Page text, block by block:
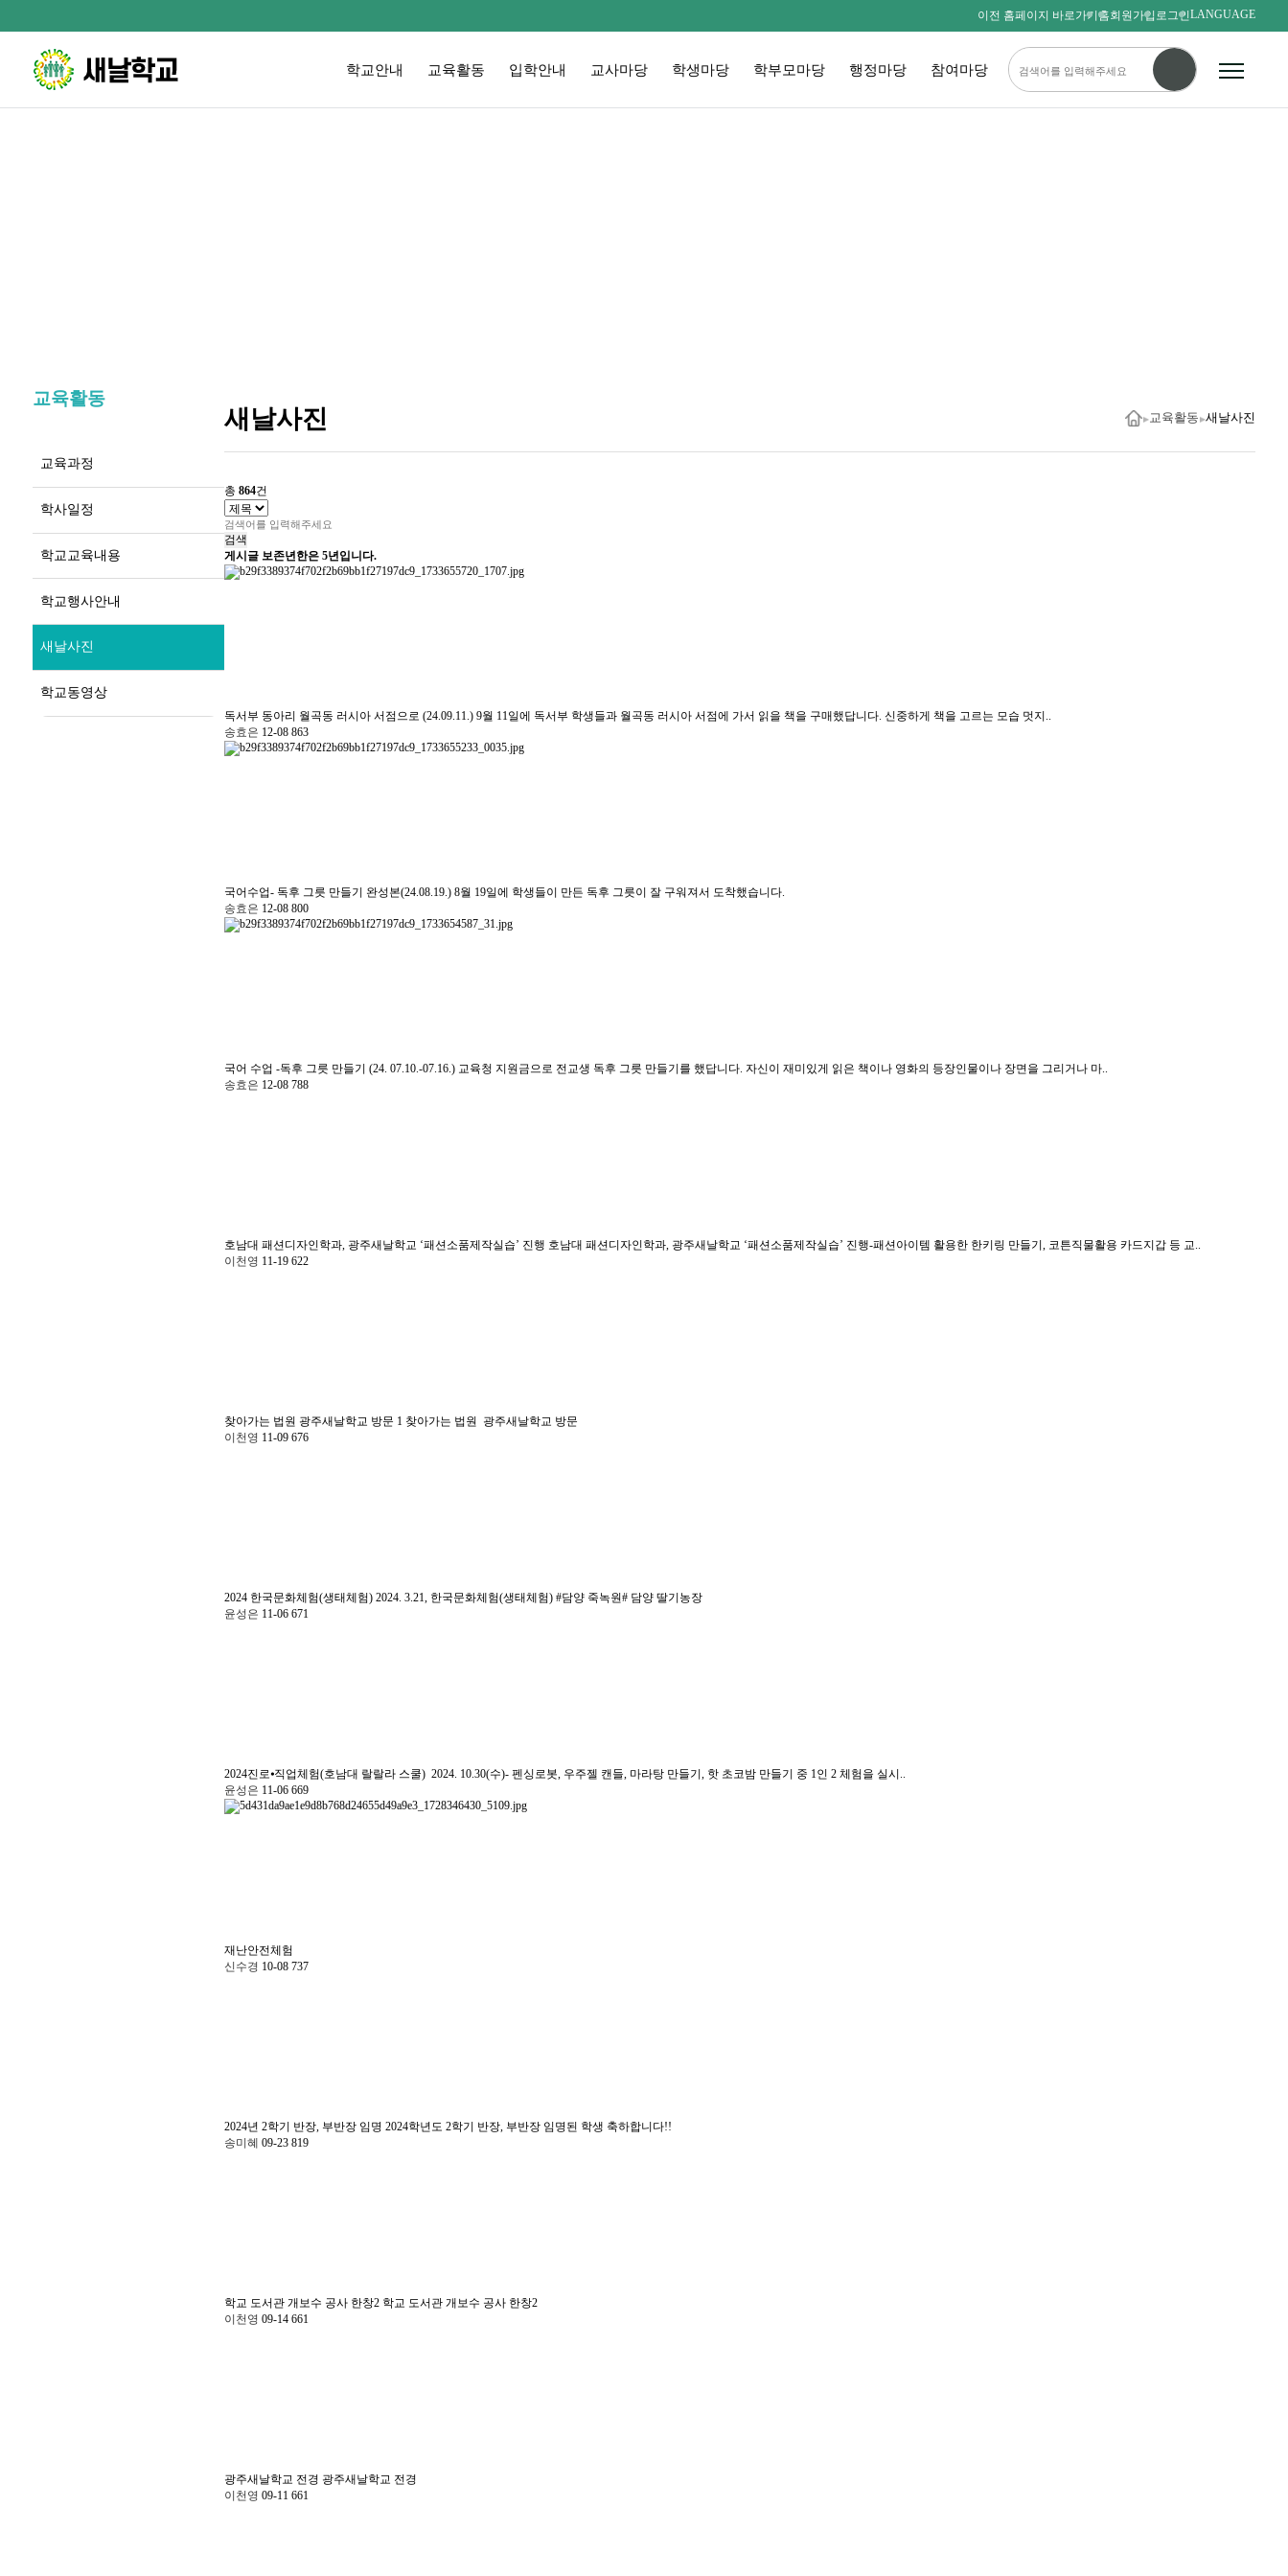
이전 홈페이지 바로가기홈회원가입 로그인LANGUAGE
학교안내 교육활동 입학안내 교사마당 학생마당 학부모마당 행정마당 참여마당
교육활동
교육과정
학사일정
학교교육내용
학교행사안내
새날사진
학교동영상
새날사진 교육활동 새날사진
총 864건
검색
게시글 보존년한은 5년입니다.
독서부 동아리 월곡동 러시아 서점으로 (24.09.11.) 9월 11일에 독서부 학생들과 월곡동 러시아 서점에 가서 읽을 책을 구매했답니다. 신중하게 책을 고르는 모습 멋지..
송효은 12-08 863
국어수업- 독후 그릇 만들기 완성본(24.08.19.) 8월 19일에 학생들이 만든 독후 그릇이 잘 구워져서 도착했습니다.
송효은 12-08 800
국어 수업 -독후 그릇 만들기 (24. 07.10.-07.16.) 교육청 지원금으로 전교생 독후 그릇 만들기를 했답니다. 자신이 재미있게 읽은 책이나 영화의 등장인물이나 장면을 그리거나 마..
송효은 12-08 788
호남대 패션디자인학과, 광주새날학교 ‘패션소품제작실습’ 진행 호남대 패션디자인학과, 광주새날학교 ‘패션소품제작실습’ 진행-패션아이템 활용한 한키링 만들기, 코튼직물활용 카드지갑 등 교..
이천영 11-19 622
찾아가는 법원 광주새날학교 방문 1 찾아가는 법원 광주새날학교 방문
이천영 11-09 676
2024 한국문화체험(생태체험) 2024. 3.21, 한국문화체험(생태체험) #담양 죽녹원# 담양 딸기농장
윤성은 11-06 671
2024진로⦁직업체험(호남대 랄랄라 스쿨) 2024. 10.30(수)- 펜싱로봇, 우주젤 캔들, 마라탕 만들기, 핫 초코밤 만들기 중 1인 2 체험을 실시..
윤성은 11-06 669
재난안전체험
신수경 10-08 737
2024년 2학기 반장, 부반장 임명 2024학년도 2학기 반장, 부반장 임명된 학생 축하합니다!!
송미혜 09-23 819
학교 도서관 개보수 공사 한창2 학교 도서관 개보수 공사 한창2
이천영 09-14 661
광주새날학교 전경 광주새날학교 전경
이천영 09-11 661